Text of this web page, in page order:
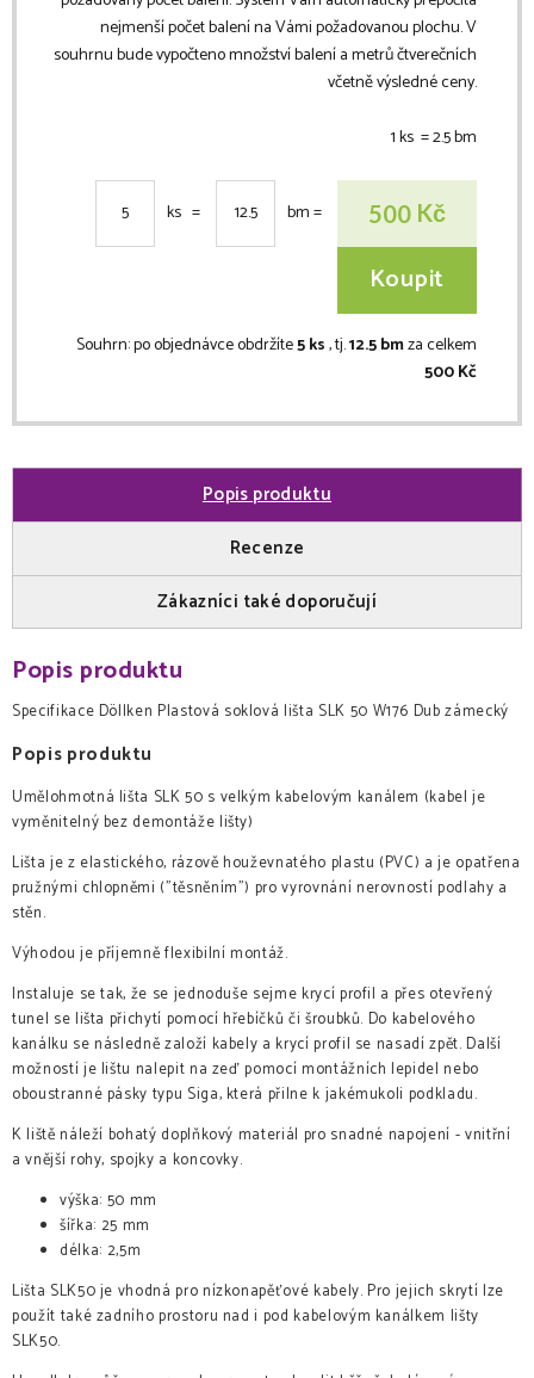
nejmenší počet balení na Vámi požadovanou plochu. V
souhrnu bude vypočteno množství balení a metrů čtverečních
včetně výsledné ceny.
1 ks =2.5bm
ks = bm= 500 Kč
Koupit
Souhrn:po objednávce obdržíte5 ks, tj.12.5 bmza celkem
500 Kč
Popis produktu
Recenze
Zákazníci také doporučují
Popis produktu
Specifikace Döllken Plastová soklová lišta SLK 50 W176 Dub zámecký
Popis produktu
Umělohmotná lišta SLK 50 s velkým kabelovým kanálem (kabel je
vyměnitelný bez demontáže lišty)
Lišta je z elastického, rázově houževnatého plastu (PVC) a je opatřena
pružnými chlopněmi ("těsněním") pro vyrovnání nerovností podlahy a
stěn.
Výhodou je příjemně flexibilní montáž.
Instaluje se tak, že se jednoduše sejme krycí profil a přes otevřený
tunel se lišta přichytí pomocí hřebíčků či šroubků. Do kabelového
kanálku se následně založí kabely a krycí profil se nasadí zpět. Další
možností je lištu nalepit na zeď pomocí montážních lepidel nebo
oboustranné pásky typu Siga, která přilne k jakémukoli podkladu.
K liště náleží bohatý doplňkový materiál pro snadné napojení - vnitřní
a vnější rohy, spojky a koncovky.
výška: 50 mm
šířka: 25 mm
délka: 2,5m
Lišta SLK50 je vhodná pro nízkonapěťové kabely. Pro jejich skrytí lze
použít také zadního prostoru nad i pod kabelovým kanálkem lišty
SLK50.